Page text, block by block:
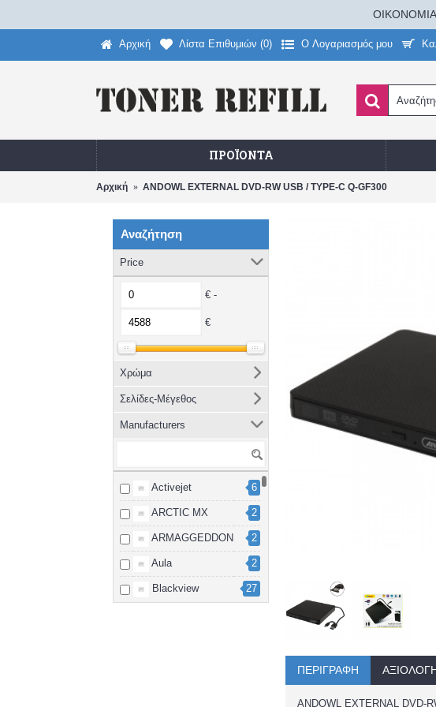
Αρχική Λίστα Επιθυμιών (0) O Λογαριασμός μου
ΠΡΟΪΌΝΤΑ
Αρχική ANDOWL EXTERNAL DVD-RW USB / TYPE-C Q-GF300
Αναζήτηση
Price
€ -
€
Χρώμα
Σελίδες-Μέγεθος
Manufacturers
Activejet 6
ARCTIC MX 2
ARMAGGEDDON 2
Aula 2
Blackview 27
ΠΕΡΙΓΡΑΦΉ
ANDOWL EXTERNAL DVD-